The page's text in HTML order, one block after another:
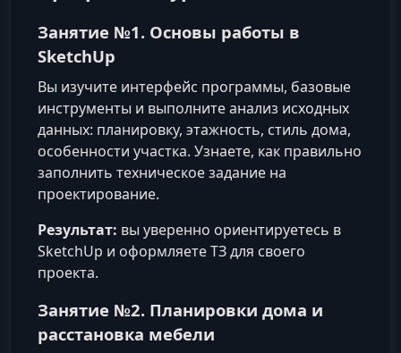
Занятие №1. Основы работы в
SketchUp
Вы изучите интерфейс программы, базовые
инструменты и выполните анализ исходных
данных: планировку, этажность, стиль дома,
особенности участка. Узнаете, как правильно
заполнить техническое задание на
проектирование.
Результат: вы уверенно ориентируетесь в
SketchUp и оформляете ТЗ для своего
проекта.
Занятие №2. Планировки дома и
расстановка мебели